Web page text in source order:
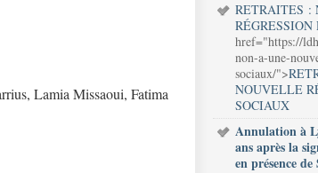
Lamia Missaoui, Fatima
RETRAITES :
href="https://
non-a-une-
sociaux/">
NOUVELLE
SOCIAUX
Annulation à
ans après la
en présence